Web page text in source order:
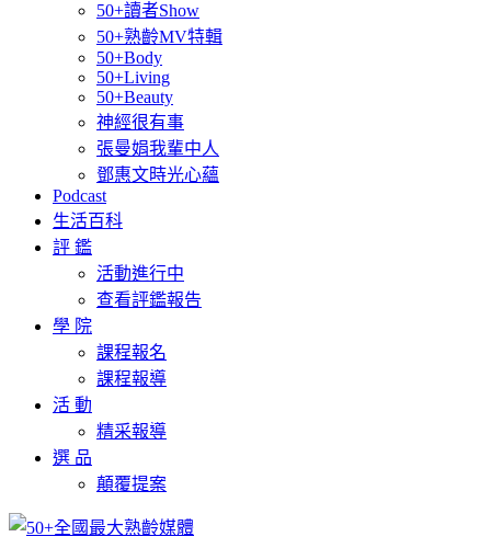
50+讀者Show
50+熟齡MV特輯
50+Body
50+Living
50+Beauty
神經很有事
張曼娟我輩中人
鄧惠文時光心蘊
Podcast
生活百科
評 鑑
活動進行中
查看評鑑報告
學 院
課程報名
課程報導
活 動
精采報導
選 品
顛覆提案